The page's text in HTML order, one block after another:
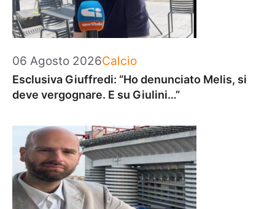
06 Agosto 2026Categorie
Calcio
Esclusiva Giuffredi: “Ho denunciato Melis, si
deve vergognare. E su Giulini…”